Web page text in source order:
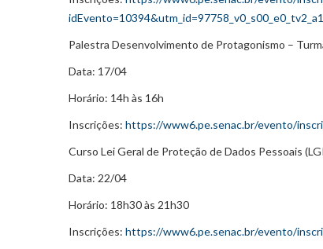
Palestra Desenvolvimento de Protagonismo –
Data: 17/04
Horário: 14h às 16h
Inscrições: https://www6.pe.senac.br/evento/
Curso Lei Geral de Proteção de Dados Pessoais
Data: 22/04
Horário: 18h30 às 21h30
Inscrições: https://www6.pe.senac.br/evento/